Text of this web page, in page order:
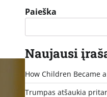
Paieška
Naujausi
How Children Became
Trumpas atšaukia